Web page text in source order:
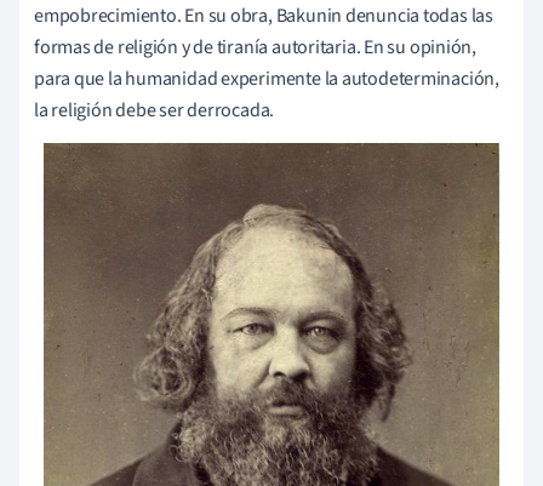
empobrecimiento. En su obra, Bakunin denuncia todas las
formas de religión y de tiranía autoritaria. En su opinión,
para que la humanidad experimente la autodeterminación,
la religión debe ser derrocada.